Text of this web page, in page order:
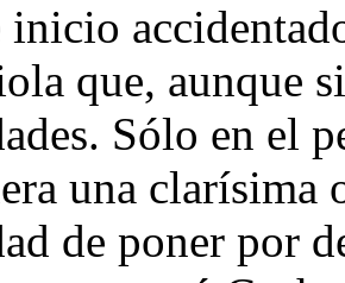
inicio
que, aunque
Sólo en el
una
de poner por